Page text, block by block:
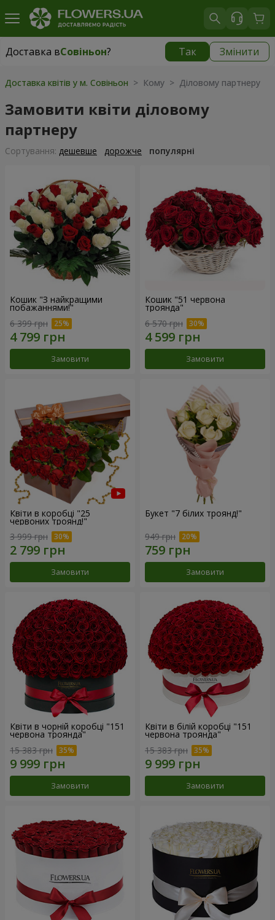
Доставка вСовіньон? Так Змінити
Доставка вСовіньон|
Доставка квітів у м. Совіньон > Кому > Діловому партнеру
Замовити квіти діловому
партнеру
Сортування: дешевше дорожче популярні
Кошик "З найкращими
побажаннями!"
6 399 грн
Замовити
Кошик "51 червона
троянда"
6 570 грн
Замовити
Квіти в коробці "25
червоних троянд!"
3 999 грн
Замовити
Букет "7 білих троянд!"
949 грн
Замовити
Квіти в чорній коробці "151
червона троянда"
15 383 грн
Замовити
Квіти в білій коробці "151
червона троянда"
15 383 грн
Замовити